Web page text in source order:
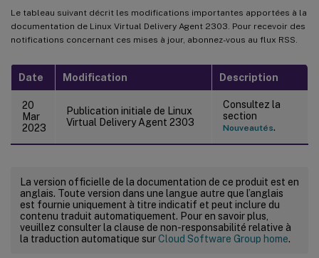
Le tableau suivant décrit les modifications importantes apportées à la
documentation de Linux Virtual Delivery Agent 2303. Pour recevoir des
notifications concernant ces mises à jour, abonnez-vous au flux RSS.
Date Modification Description
20
Mar
2023
Publication initiale de Linux
Virtual Delivery Agent 2303
Consultez la
section
Nouveautés.
La version officielle de la documentation de ce produit est en
anglais. Toute version dans une langue autre que l’anglais
est fournie uniquement à titre indicatif et peut inclure du
contenu traduit automatiquement. Pour en savoir plus,
veuillez consulter la clause de non-responsabilité relative à
la traduction automatique surCloud Software Group home.